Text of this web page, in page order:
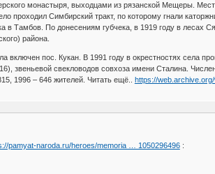
монастыря, выходцами из рязанской Мещеры.
проходил Симбирский тракт, по которому гнали
в Тамбов. По донесениям губчека, в 1919 году в лесах
района.
включен пос. Кукан. В 1991 году в окрестностях села
звеньевой свекловодов совхоза имени Сталина.
1996 – 646 жителей. Читать ещё.. https://
pamyat-naroda.ru/heroes/memoria … 1050296496: